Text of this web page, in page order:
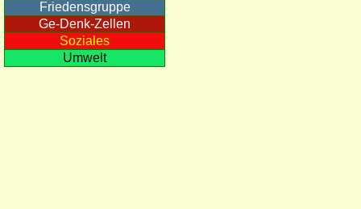
Friedensgruppe
Ge-Denk-Zellen
Soziales
Umwelt